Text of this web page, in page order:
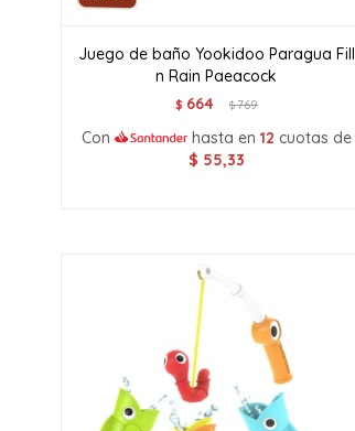
Juego de baño Yookidoo Paragua Fill
n Rain Paeacock
$ 664 $769
Con hasta en 12 cuotas de
$ 55,33